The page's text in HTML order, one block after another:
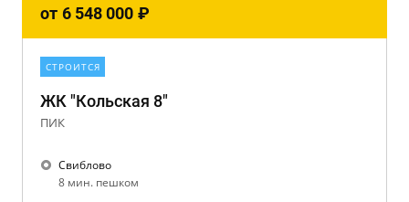
от 6 548 000 ₽
СТРОИТСЯ
ЖК "Кольская 8"
ПИК
Свиблово
8 мин. пешком